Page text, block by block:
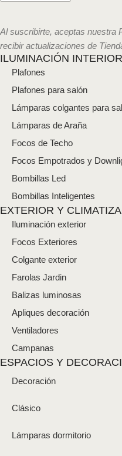
l
c
t
ó
n
i
o
Al suscribirte, aceptas nuestra
recibir actualizaciones de
ILUMINACIÓN INTERIOR
Plafones
Plafones para salón
Lámparas colgantes para
Lámparas de Araña
Focos de Techo
Focos Empotrados y
Bombillas Led
Bombillas Inteligentes
EXTERIOR Y
Iluminación exterior
Focos Exteriores
Colgante exterior
Farolas Jardin
Balizas luminosas
Apliques decoración
Ventiladores
Campanas
ESPACIOS Y
Decoración
Clásico
Lámparas dormitorio